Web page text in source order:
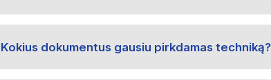
Kokius dokumentus gausiu pirkdamas techniką?